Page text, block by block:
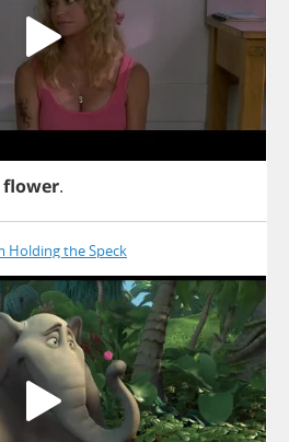
flower.
Holding the Speck